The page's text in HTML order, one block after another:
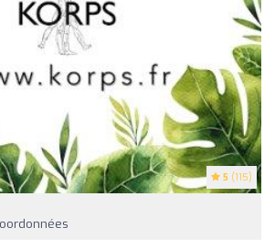
5 (115)